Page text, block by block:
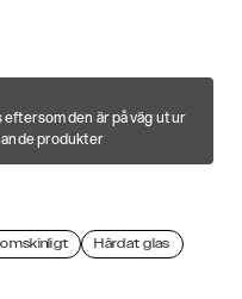
den är på väg ut ur
produkter
Härdat glas